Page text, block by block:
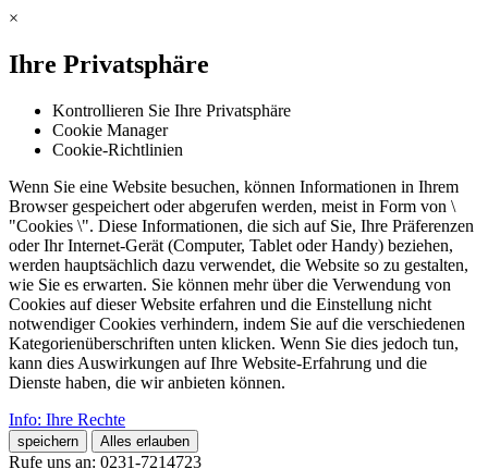
×
Ihre Privatsphäre
Kontrollieren Sie Ihre Privatsphäre
Cookie Manager
Cookie-Richtlinien
Wenn Sie eine Website besuchen, können Informationen in Ihrem
Browser gespeichert oder abgerufen werden, meist in Form von \
"Cookies \". Diese Informationen, die sich auf Sie, Ihre Präferenzen
oder Ihr Internet-Gerät (Computer, Tablet oder Handy) beziehen,
werden hauptsächlich dazu verwendet, die Website so zu gestalten,
wie Sie es erwarten. Sie können mehr über die Verwendung von
Cookies auf dieser Website erfahren und die Einstellung nicht
notwendiger Cookies verhindern, indem Sie auf die verschiedenen
Kategorienüberschriften unten klicken. Wenn Sie dies jedoch tun,
kann dies Auswirkungen auf Ihre Website-Erfahrung und die
Dienste haben, die wir anbieten können.
Info: Ihre Rechte
speichern Alles erlauben
Rufe uns an: 0231-7214723